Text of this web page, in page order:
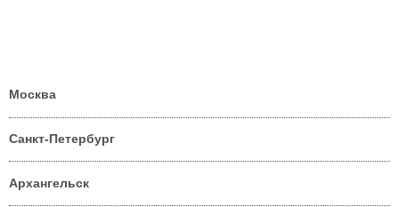
Москва
Санкт-Петербург
Архангельск